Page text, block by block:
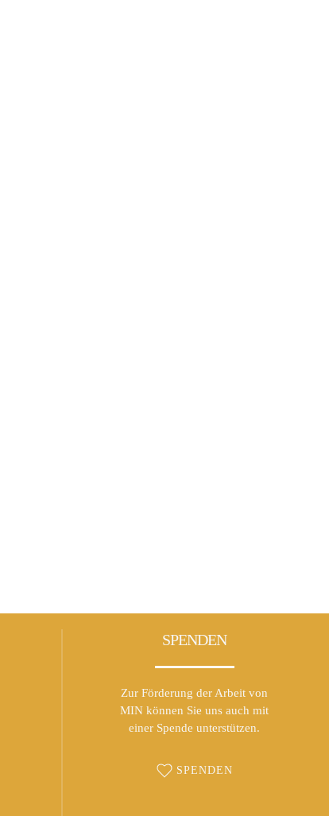
SPENDEN
Zur Förderung der Arbeit von
MIN können Sie uns auch mit
einer Spende unterstützen.
SPENDEN